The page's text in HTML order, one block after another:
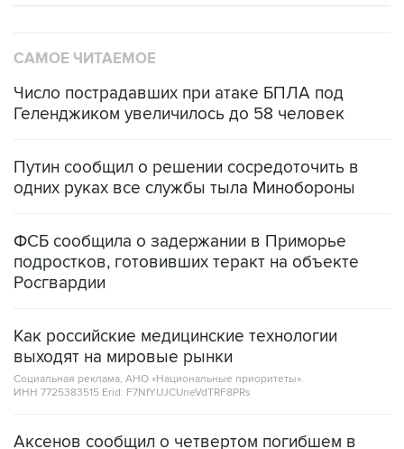
САМОЕ ЧИТАЕМОЕ
Число пострадавших при атаке БПЛА под
Геленджиком увеличилось до 58 человек
Путин сообщил о решении сосредоточить в
одних руках все службы тыла Минобороны
ФСБ сообщила о задержании в Приморье
подростков, готовивших теракт на объекте
Росгвардии
Как российские медицинские технологии
выходят на мировые рынки
Социальная реклама, АНО «Национальные приоритеты».
ИНН 7725383515 Erid: F7NfYUJCUneVdTRF8PRs
Аксенов сообщил о четвертом погибшем в